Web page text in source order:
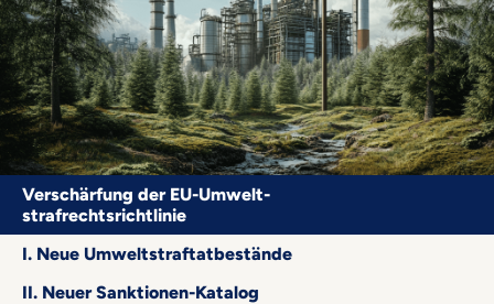
&
Events
+
Career
+
Blog
Verschärfung der EU-Umwelt-
strafrechtsrichtlinie
I. Neue Umweltstraftatbestände
II. Neuer Sanktionen-Katalog